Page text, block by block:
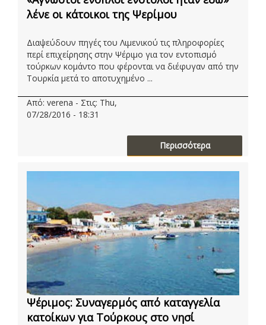
λένε οι κάτοικοι της Ψερίμου
Διαψεύδουν πηγές του Λιμενικού τις πληροφορίες
περί επιχείρησης στην Ψέριμο για τον εντοπισμό
τούρκων κομάντο που φέρονται να διέφυγαν από την
Τουρκία μετά το αποτυχημένο ...
Από: verena - Στις: Thu,
07/28/2016 - 18:31
Περισσότερα
Ψέριμος: Συναγερμός από καταγγελία
κατοίκων για Τούρκους στο νησί